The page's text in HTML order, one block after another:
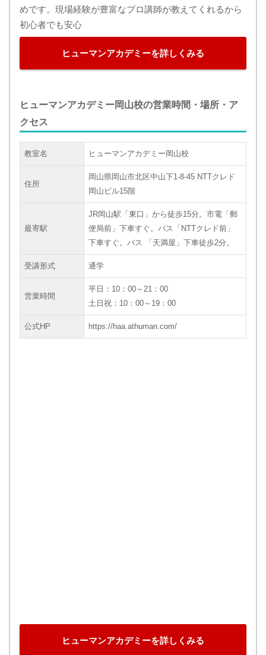
めです。現場経験が豊富なプロ講師が教えてくれるから
初心者でも安心
ヒューマンアカデミーを詳しくみる
ヒューマンアカデミー岡山校の営業時間・場所・ア
クセス
教室名 ヒューマンアカデミー岡山校
住所
岡山県岡山市北区中山下1-8-45 NTTクレド
岡山ビル15階
最寄駅
JR岡山駅「東口」から徒歩15分。市電「郵
便局前」下車すぐ。バス「NTTクレド前」
下車すぐ。バス 「天満屋」下車徒歩2分。
受講形式 通学
営業時間
平日：10：00～21：00
土日祝：10：00～19：00
公式HP https://haa.athuman.com/
ヒューマンアカデミーを詳しくみる